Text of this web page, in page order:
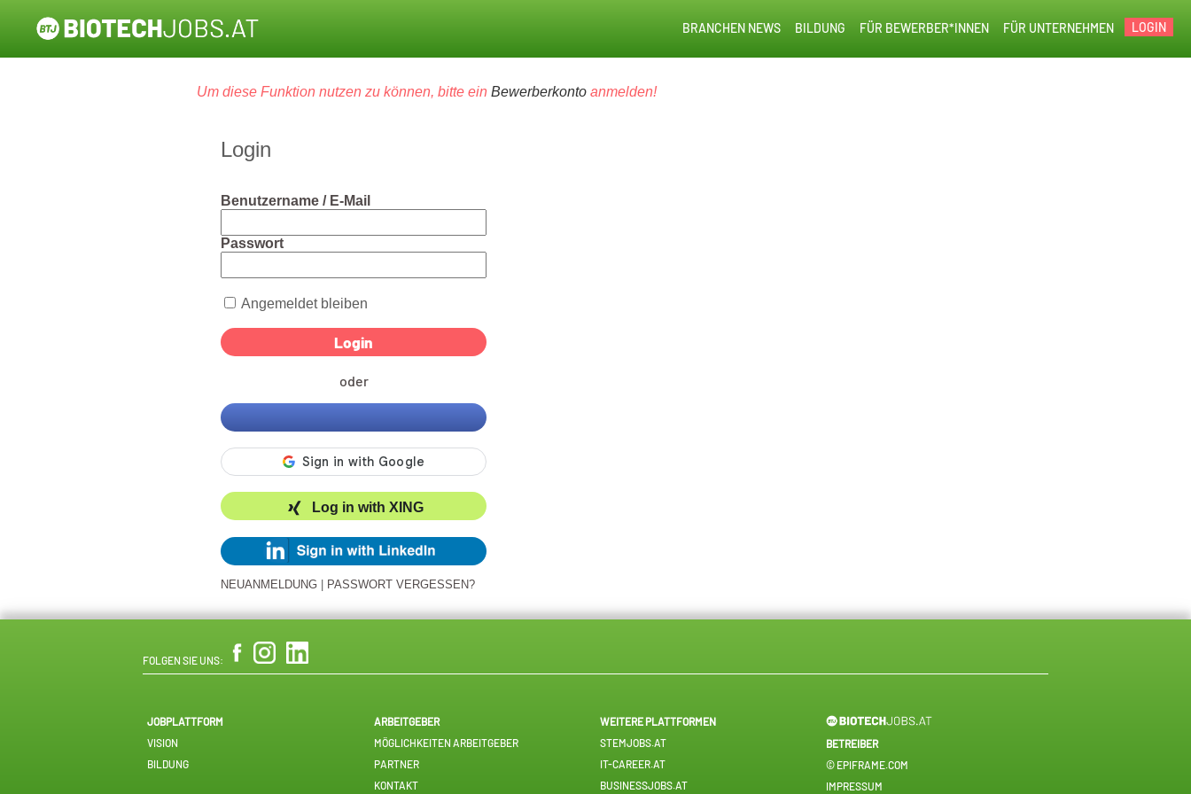
LOGIN
FÜR UNTERNEHMEN
FÜR BEWERBER*INNEN
BILDUNG
BRANCHEN NEWS
Um diese Funktion nutzen zu können, bitte ein Bewerberkonto anmelden!
Login
Benutzername / E-Mail
Passwort
Angemeldet bleiben
oder
Log in with XING
NEUANMELDUNG PASSWORT VERGESSEN?
FOLGEN SIE UNS:
JOBPLATTFORM
VISION
BILDUNG
ARBEITGEBER
MÖGLICHKEITEN ARBEITGEBER
PARTNER
KONTAKT
WEITERE PLATTFORMEN
STEMJOBS.AT
IT-CAREER.AT
BUSINESSJOBS.AT
BETREIBER
© EPIFRAME.COM
IMPRESSUM